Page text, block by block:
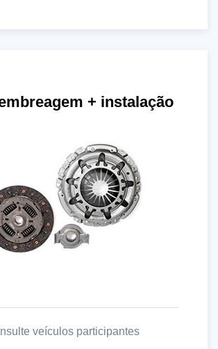
+ instalação
veículos participantes